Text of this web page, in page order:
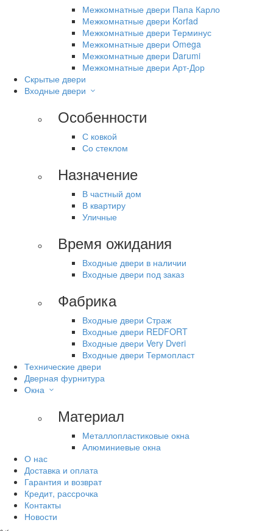
Межкомнатные двери Папа Карло
Межкомнатные двери Korfad
Межкомнатные двери Терминус
Межкомнатные двери Omega
Межкомнатные двери Darumi
Межкомнатные двери Арт-Дор
Скрытые двери
Входные двери
Особенности
С ковкой
Со стеклом
Назначение
В частный дом
В квартиру
Уличные
Время ожидания
Входные двери в наличии
Входные двери под заказ
Фабрика
Входные двери Страж
Входные двери REDFORT
Входные двери Very Dveri
Входные двери Термопласт
Технические двери
Дверная фурнитура
Окна
Материал
Металлопластиковые окна
Алюминиевые окна
О нас
Доставка и оплата
Гарантия и возврат
Кредит, рассрочка
Контакты
Новости